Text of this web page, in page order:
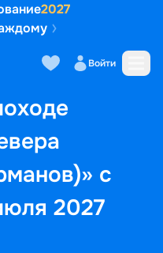
2027
Войти
с
2027
Маршрут и